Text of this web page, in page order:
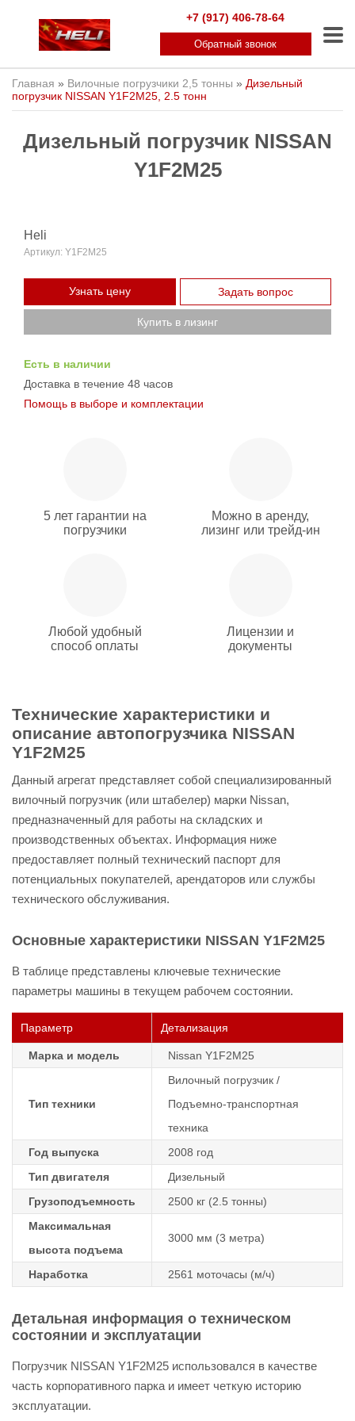
+7 (917) 406-78-64
Обратный звонок
Главная » Вилочные погрузчики 2,5 тонны » Дизельный
погрузчик NISSAN Y1F2M25, 2.5 тонн
Дизельный погрузчик NISSAN
Y1F2M25
Heli
Артикул: Y1F2M25
Узнать цену Задать вопрос
Купить в лизинг
Есть в наличии
Доставка в течение 48 часов
Помощь в выборе и комплектации
5 лет гарантии на
погрузчики
Можно в аренду,
лизинг или трейд-ин
Любой удобный
способ оплаты
Лицензии и
документы
Технические характеристики и
описание автопогрузчика NISSAN
Y1F2M25
Данный агрегат представляет собой специализированный
вилочный погрузчик (или штабелер) марки Nissan,
предназначенный для работы на складских и
производственных объектах. Информация ниже
предоставляет полный технический паспорт для
потенциальных покупателей, арендаторов или службы
технического обслуживания.
Основные характеристики NISSAN Y1F2M25
В таблице представлены ключевые технические
параметры машины в текущем рабочем состоянии.
Параметр Детализация
Марка и модель Nissan Y1F2M25
Тип техники
Вилочный погрузчик /
Подъемно-транспортная
техника
Год выпуска
2008 год
Тип двигателя
Дизельный
Грузоподъемность
2500 кг (2.5 тонны)
Максимальная
высота подъема
3000 мм (3 метра)
Наработка 2561 моточасы (м/ч)
Детальная информация о техническом
состоянии и эксплуатации
Погрузчик NISSAN Y1F2M25 использовался в качестве
часть корпоративного парка и имеет четкую историю
эксплуатации.